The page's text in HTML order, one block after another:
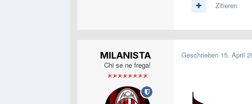
Zitieren
MILANISTA
Chi se ne frega!
Geschrieben 15. April